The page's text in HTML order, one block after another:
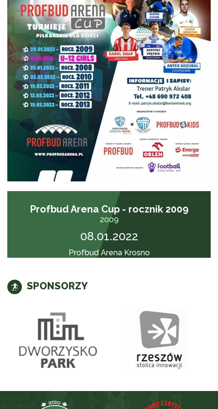
Profbud Arena Cup - rocznik 2009
2009
08.01.2022
Profbud Arena Krosno
SPONSORZY